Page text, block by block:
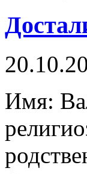
Имя: